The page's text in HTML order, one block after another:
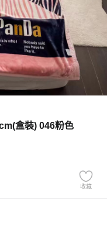
盒裝) 046粉色
收藏